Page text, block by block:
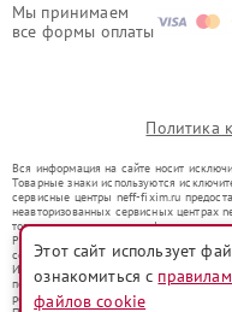
Мы принимаем
все формы оплаты
Политика
Вся информация на сайте носит
Товарные знаки используются
сервисные центры neff-fixim.ru
неавторизованных сервисных центрах
товарных знаков или их официальными
Ремонт осуществляется для устройств,
со статьей 1487 ГК РФ.
Использование товарных знаков не
потребителей в заблуждение, а служит
ремонту техники указанных брендов.
Этот сайт использует
ознакомиться с
файлов cookie